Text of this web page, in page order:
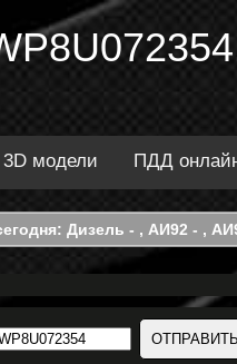
3D модели ПДД
Дизель - , АИ92 - ,